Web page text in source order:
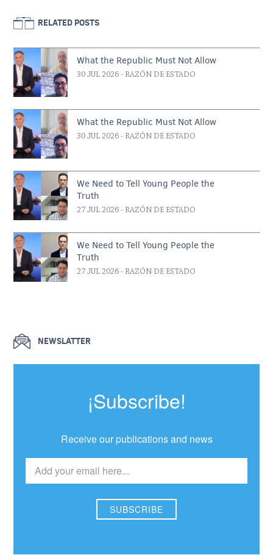
RELATED POSTS
What the Republic Must Not Allow
30 JUL 2026 - RAZÓN DE ESTADO
What the Republic Must Not Allow
30 JUL 2026 - RAZÓN DE ESTADO
We Need to Tell Young People the
Truth
27 JUL 2026 - RAZÓN DE ESTADO
We Need to Tell Young People the
Truth
27 JUL 2026 - RAZÓN DE ESTADO
NEWSLATTER
¡Subscribe!
Receive our publications and news